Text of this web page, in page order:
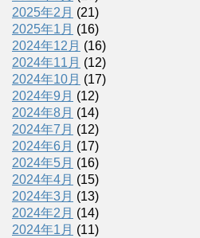
2025年2月 (21)
2025年1月 (16)
2024年12月 (16)
2024年11月 (12)
2024年10月 (17)
2024年9月 (12)
2024年8月 (14)
2024年7月 (12)
2024年6月 (17)
2024年5月 (16)
2024年4月 (15)
2024年3月 (13)
2024年2月 (14)
2024年1月 (11)